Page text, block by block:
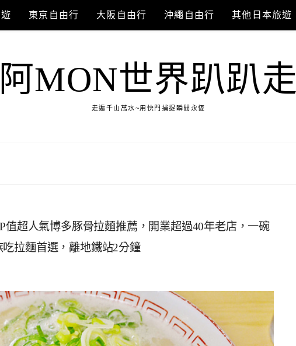
東京自由行 大阪自由行 沖繩自由行 其他日本旅遊
阿MON世界趴趴走
走遍千山萬水~用快門捕捉瞬間永恆
值超人氣博多豚骨拉麵推薦，開業超過40年老店，一碗
拉麵首選，離地鐵站2分鐘